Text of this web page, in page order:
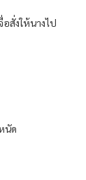
สั่งให้นางไป
นัด